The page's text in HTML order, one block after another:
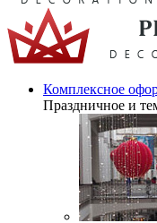
Комплексное
Праздничное и